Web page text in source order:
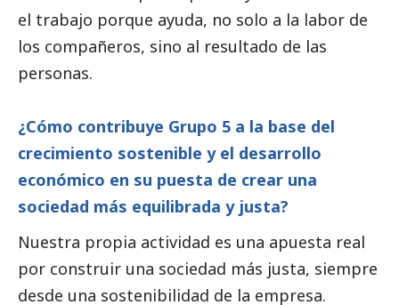
el trabajo porque ayuda, no solo a la labor de
los compañeros, sino al resultado de las
personas.
¿Cómo contribuye Grupo 5 a la base del
crecimiento sostenible y el desarrollo
económico en su puesta de crear una
sociedad más equilibrada y justa?
Nuestra propia actividad es una apuesta real
por construir una sociedad más justa, siempre
desde una sostenibilidad de la empresa.